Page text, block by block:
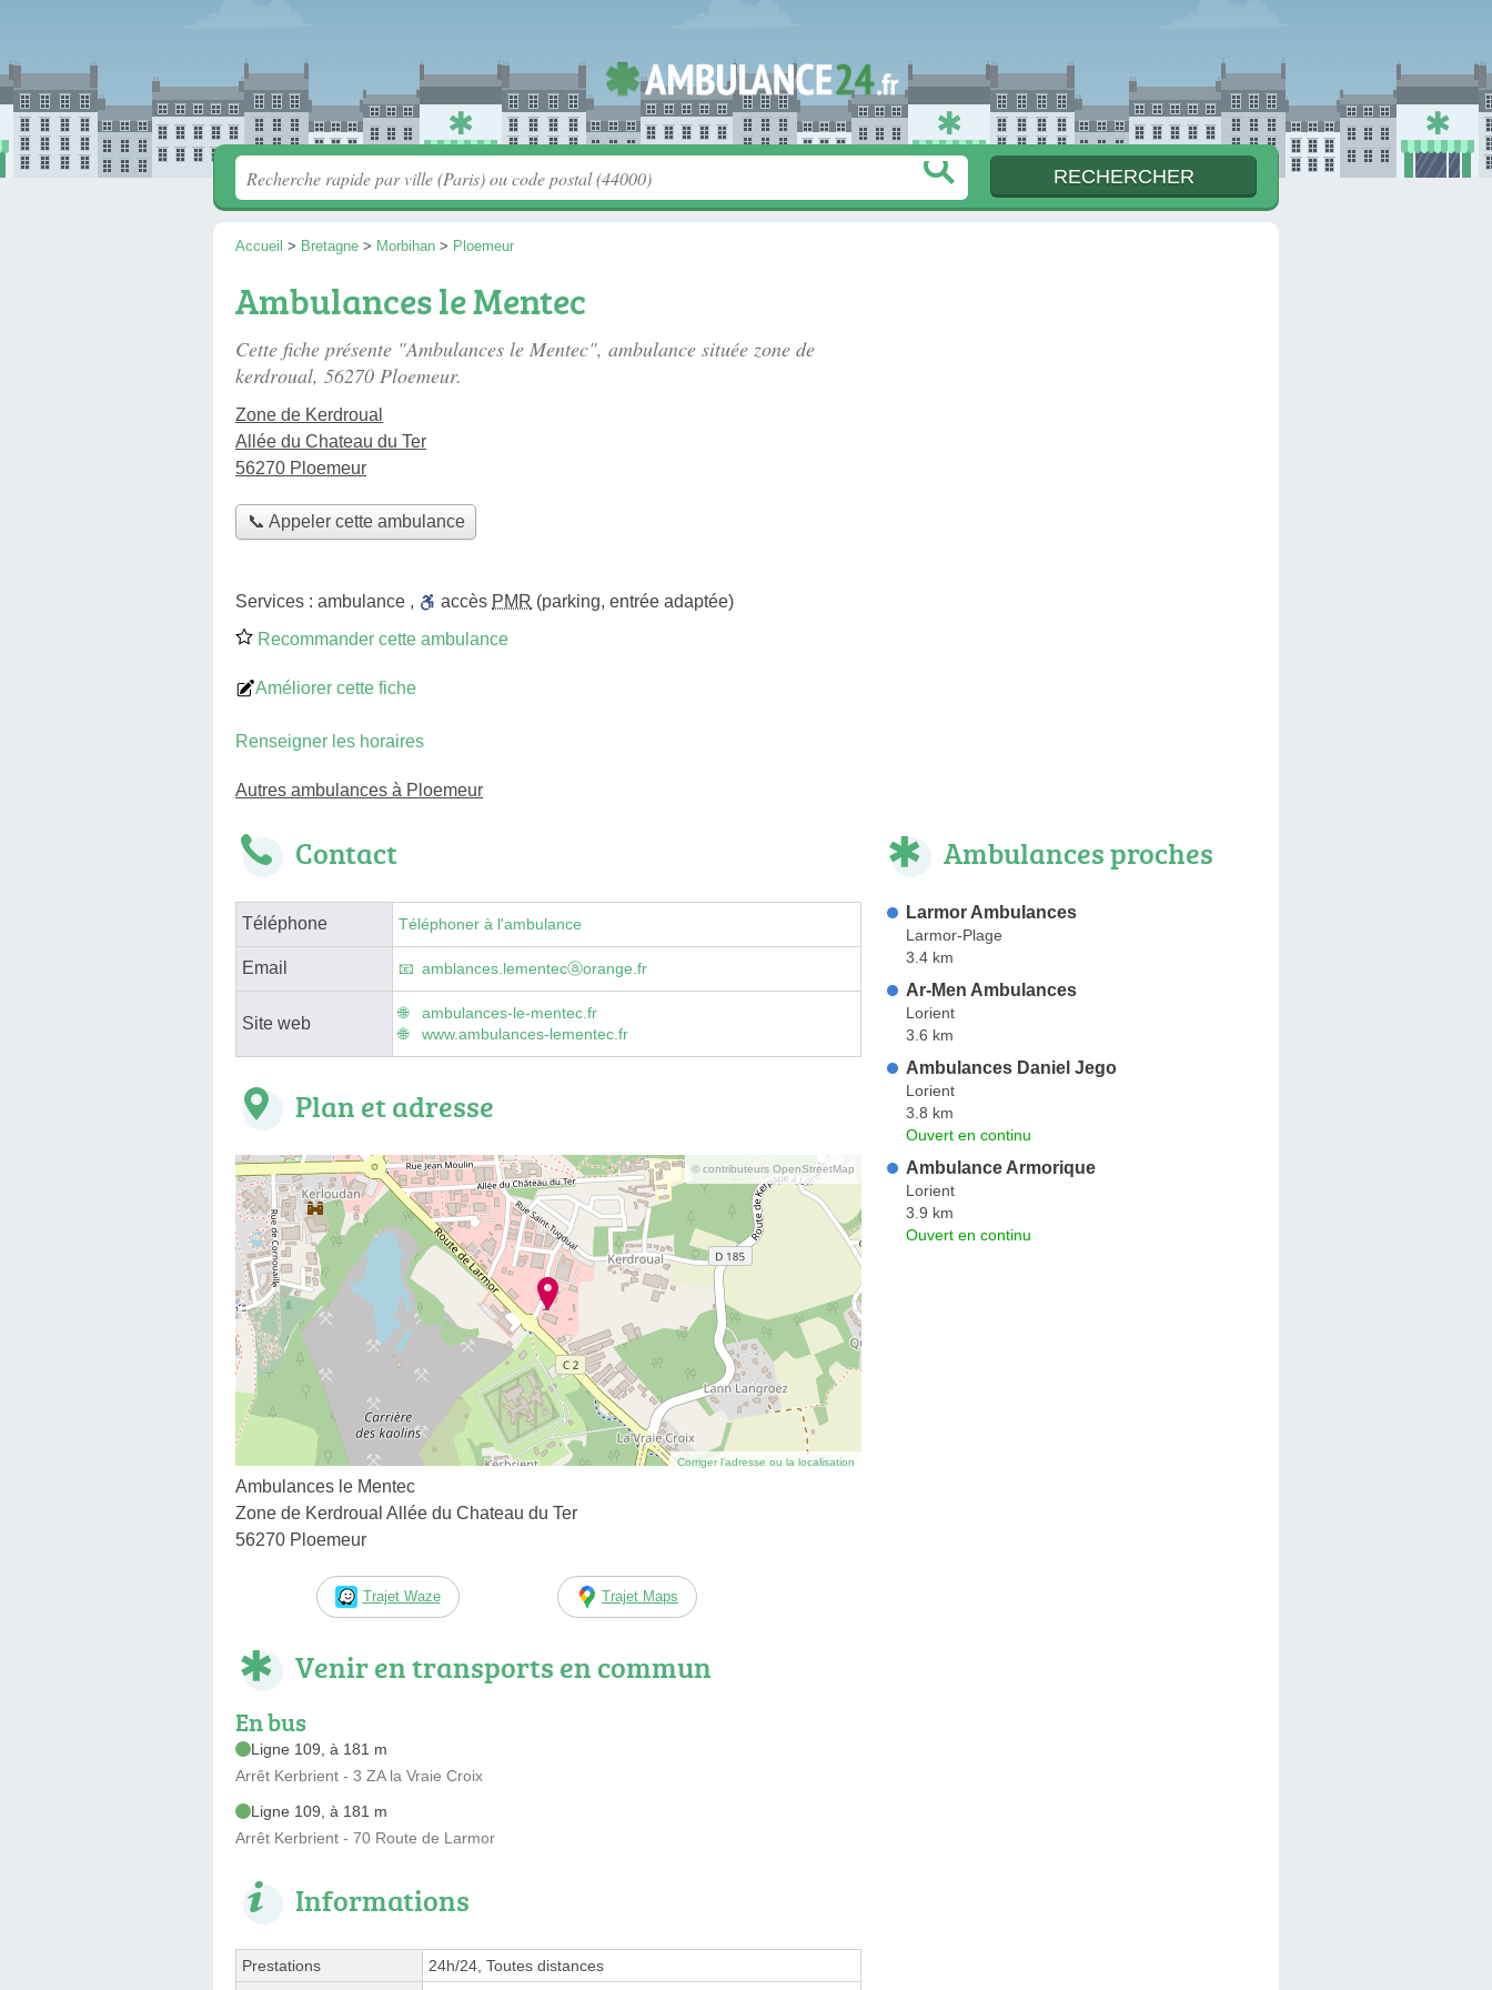
Accueil > Bretagne > Morbihan > Ploemeur
Ambulances le Mentec
Cette fiche présente "Ambulances le Mentec", ambulance située zone de
kerdroual, 56270 Ploemeur.
Zone de Kerdroual
Allée du Chateau du Ter
56270 Ploemeur
📞 Appeler cette ambulance
Services : ambulance , accès PMR (parking, entrée adaptée)
Recommander cette ambulance
Améliorer cette fiche
Renseigner les horaires
Autres ambulances à Ploemeur
Contact
Téléphone Téléphoner à l'ambulance
Email amblances.lementecⓐorange.fr
Site web
ambulances-le-mentec.fr
www.ambulances-lementec.fr
Plan et adresse
© contributeurs OpenStreetMap
Corriger l’adresse ou la localisation
Ambulances le Mentec
Zone de Kerdroual Allée du Chateau du Ter
56270 Ploemeur
Trajet Waze Trajet Maps
Venir en transports en commun
En bus
Ligne 109, à 181 m
Arrêt Kerbrient - 3 ZA la Vraie Croix
Ligne 109, à 181 m
Arrêt Kerbrient - 70 Route de Larmor
Informations
Prestations
24h/24, Toutes distances
Ambulances proches
Larmor Ambulances
Larmor-Plage
3.4 km
Ar-Men Ambulances
Lorient
3.6 km
Ambulances Daniel Jego
Lorient
3.8 km
Ouvert en continu
Ambulance Armorique
Lorient
3.9 km
Ouvert en continu